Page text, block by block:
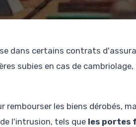
dans certains contrats
subies en cas de
les biens dérobés,
l'intrusion, tels que les portes